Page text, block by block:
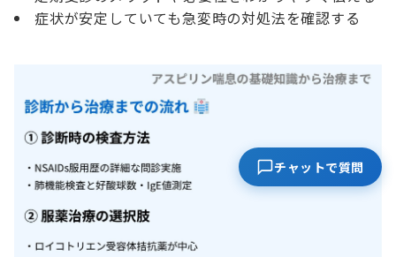
症状が安定していても急変時の対処法を確認する
チャットで質問